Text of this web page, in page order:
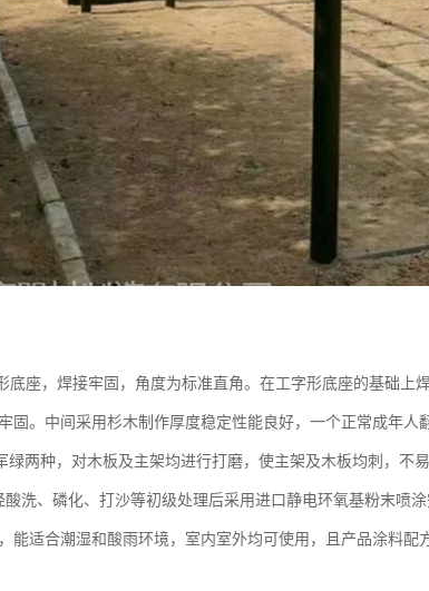
底座，焊接牢固，角度为标准直角。在工字形底座的基础上
固。中间采用杉木制作厚度稳定性能良好，一个正常成年人
两种，对木板及主架均进行打磨，使主架及木板均刺，不
洗、磷化、打沙等初级处理后采用进口静电环氧基粉末喷
能适合潮湿和酸雨环境，室内室外均可使用，且产品涂料配